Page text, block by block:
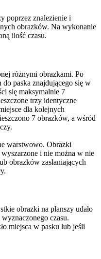
poprzez znalezienie i
obrazków. Na wykonanie
ilość czasu.
różnymi obrazkami. Po
paska znajdującego się w
się maksymalnie 7
trzy identyczne
dla kolejnych
7 obrazków, a wśród
warstwowo. Obrazki
i nie można w nie
obrazków zasłaniających
obrazki na planszy udało
czasu.
miejsca w pasku lub jeśli